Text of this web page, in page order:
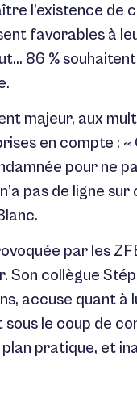
l’existence de
favorables à
86 %
majeur, aux
en compte :
pour ne
pas de ligne sur
par les
collègue
accuse quant à
le coup de
pratique, et